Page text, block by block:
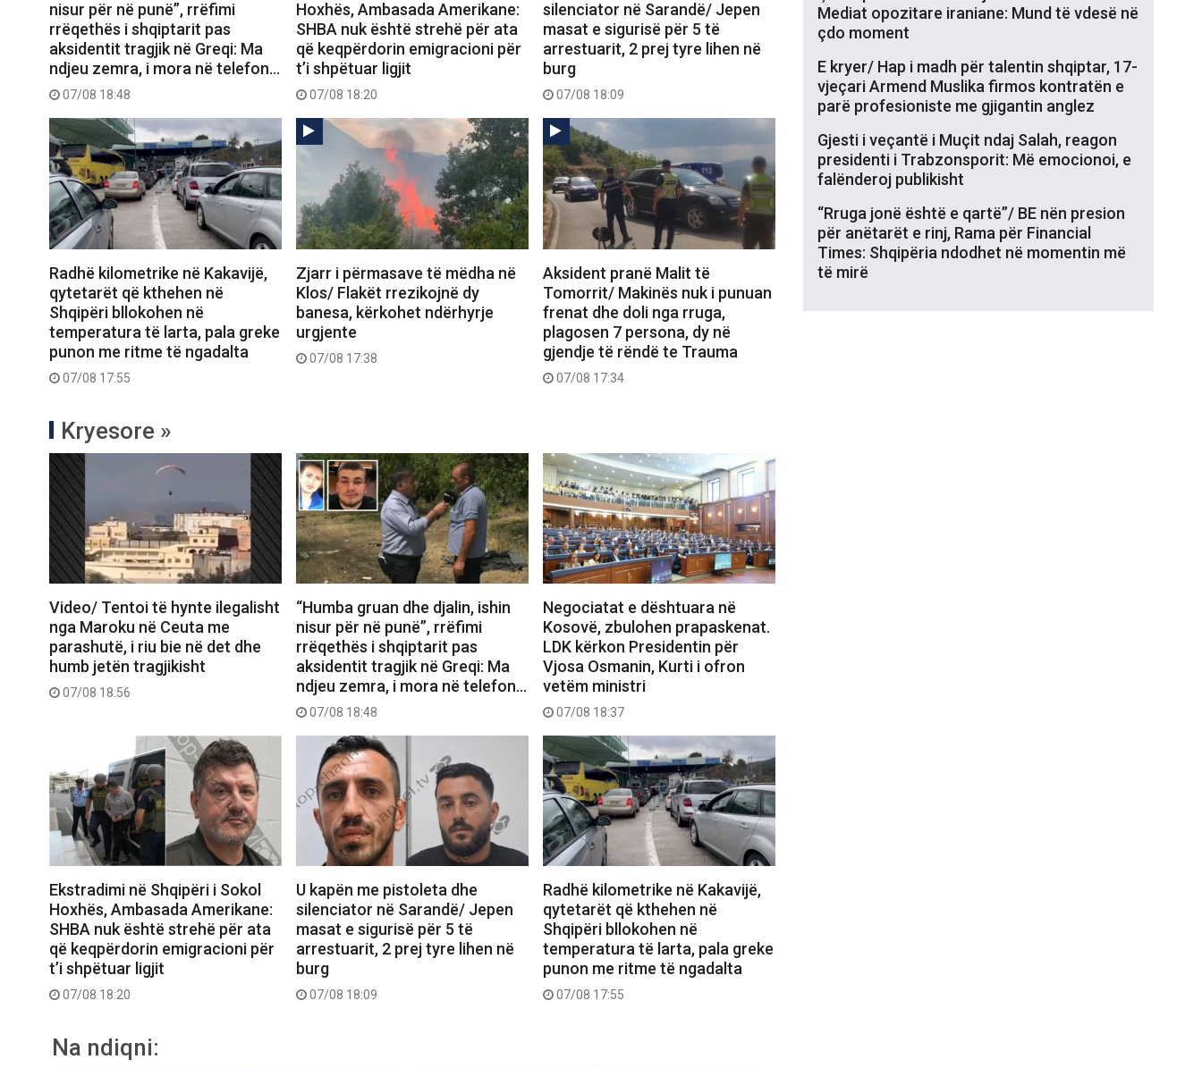
nisur për në punë”, rrëfimi
rrëqethës i shqiptarit pas
aksidentit tragjik në Greqi: Ma
ndjeu zemra, i mora në telefon…
07/08 18:48
Hoxhës, Ambasada Amerikane:
SHBA nuk është strehë për ata
që keqpërdorin emigracioni për
t’i shpëtuar ligjit
07/08 18:20
silenciator në Sarandë/ Jepen
masat e sigurisë për 5 të
arrestuarit, 2 prej tyre lihen në
burg
07/08 18:09
Radhë kilometrike në Kakavijë,
qytetarët që kthehen në
Shqipëri bllokohen në
temperatura të larta, pala greke
punon me ritme të ngadalta
07/08 17:55
Zjarr i përmasave të mëdha në
Klos/ Flakët rrezikojnë dy
banesa, kërkohet ndërhyrje
urgjente
07/08 17:38
Aksident pranë Malit të
Tomorrit/ Makinës nuk i punuan
frenat dhe doli nga rruga,
plagosen 7 persona, dy në
gjendje të rëndë te Trauma
07/08 17:34
Kryesore »
Video/ Tentoi të hynte ilegalisht
nga Maroku në Ceuta me
parashutë, i riu bie në det dhe
humb jetën tragjikisht
07/08 18:56
“Humba gruan dhe djalin, ishin
nisur për në punë”, rrëfimi
rrëqethës i shqiptarit pas
aksidentit tragjik në Greqi: Ma
ndjeu zemra, i mora në telefon…
07/08 18:48
Negociatat e dështuara në
Kosovë, zbulohen prapaskenat.
LDK kërkon Presidentin për
Vjosa Osmanin, Kurti i ofron
vetëm ministri
07/08 18:37
Ekstradimi në Shqipëri i Sokol
Hoxhës, Ambasada Amerikane:
SHBA nuk është strehë për ata
që keqpërdorin emigracioni për
t’i shpëtuar ligjit
07/08 18:20
U kapën me pistoleta dhe
silenciator në Sarandë/ Jepen
masat e sigurisë për 5 të
arrestuarit, 2 prej tyre lihen në
burg
07/08 18:09
Radhë kilometrike në Kakavijë,
qytetarët që kthehen në
Shqipëri bllokohen në
temperatura të larta, pala greke
punon me ritme të ngadalta
07/08 17:55
Na ndiqni:
Mediat opozitare iraniane: Mund të vdesë në
çdo moment
E kryer/ Hap i madh për talentin shqiptar, 17-
vjeçari Armend Muslika firmos kontratën e
parë profesioniste me gjigantin anglez
Gjesti i veçantë i Muçit ndaj Salah, reagon
presidenti i Trabzonsporit: Më emocionoi, e
falënderoj publikisht
“Rruga jonë është e qartë”/ BE nën presion
për anëtarët e rinj, Rama për Financial
Times: Shqipëria ndodhet në momentin më
të mirë